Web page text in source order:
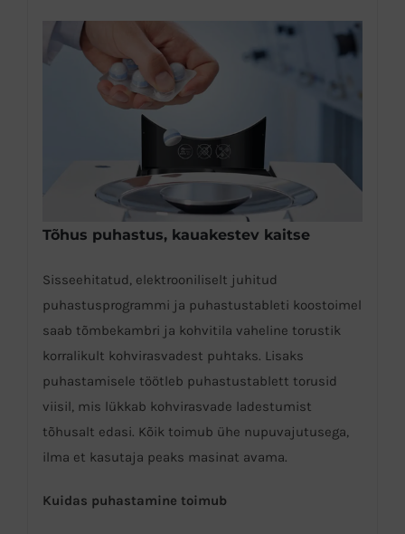
Tõhus puhastus, kauakestev kaitse
Sisseehitatud, elektrooniliselt juhitud
puhastusprogrammi ja puhastustableti koostoimel
saab tõmbekambri ja kohvitila vaheline torustik
korralikult kohvirasvadest puhtaks. Lisaks
puhastamisele töötleb puhastustablett torusid
viisil, mis lükkab kohvirasvade ladestumist
tõhusalt edasi. Kõik toimub ühe nupuvajutusega,
ilma et kasutaja peaks masinat avama.
Kuidas puhastamine toimub